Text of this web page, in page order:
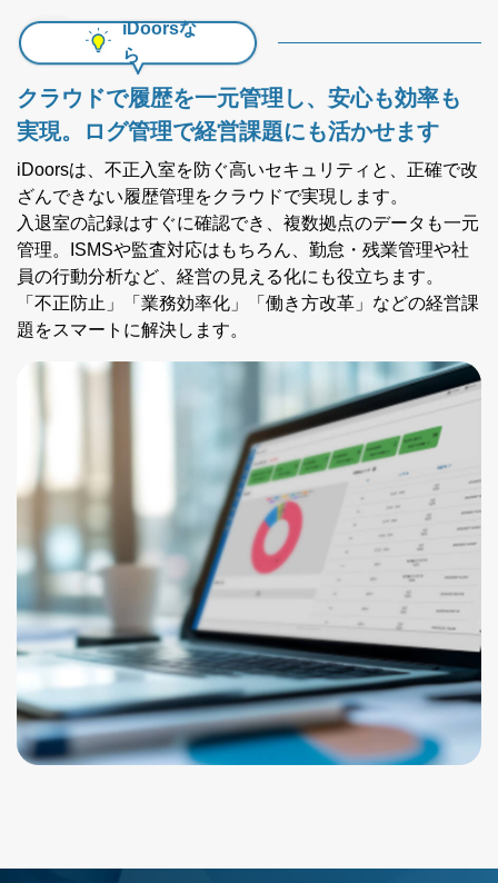
iDoorsな
ら
クラウドで履歴を一元管理し、安心も効率も
実現。
ログ管理で経営課題にも活かせます
iDoorsは、不正入室を防ぐ高いセキュリティと、正確で改
ざんできない履歴管理をクラウドで実現します。
入退室の記録はすぐに確認でき、複数拠点のデータも一元
管理。ISMSや監査対応はもちろん、勤怠・残業管理や社
員の行動分析など、経営の見える化にも役立ちます。
「不正防止」「業務効率化」「働き方改革」などの経営課
題をスマートに解決します。